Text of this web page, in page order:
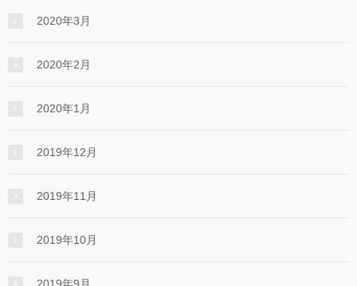
2020年3月
2020年2月
2020年1月
2019年12月
2019年11月
2019年10月
2019年9月